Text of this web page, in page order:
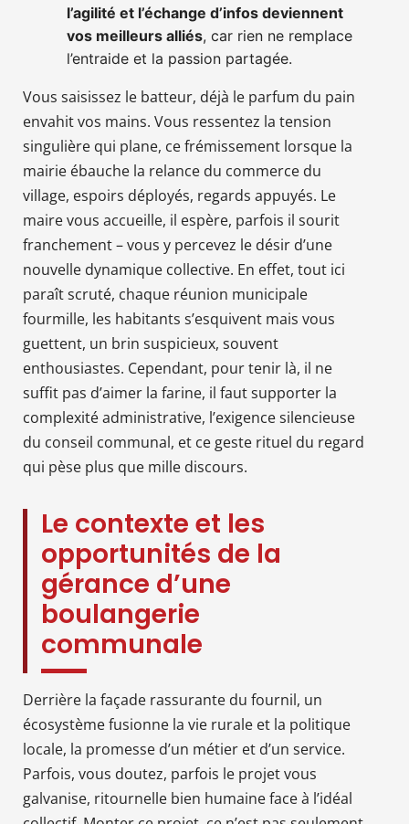
l’agilité et l’échange d’infos deviennent
vos meilleurs alliés, car rien ne remplace
l’entraide et la passion partagée.
Vous saisissez le batteur, déjà le parfum du pain
envahit vos mains. Vous ressentez la tension
singulière qui plane, ce frémissement lorsque la
mairie ébauche la relance du commerce du
village, espoirs déployés, regards appuyés. Le
maire vous accueille, il espère, parfois il sourit
franchement – vous y percevez le désir d’une
nouvelle dynamique collective. En effet, tout ici
paraît scruté, chaque réunion municipale
fourmille, les habitants s’esquivent mais vous
guettent, un brin suspicieux, souvent
enthousiastes. Cependant, pour tenir là, il ne
suffit pas d’aimer la farine, il faut supporter la
complexité administrative, l’exigence silencieuse
du conseil communal, et ce geste rituel du regard
qui pèse plus que mille discours.
Le contexte et les
opportunités de la
gérance d’une
boulangerie
communale
Derrière la façade rassurante du fournil, un
écosystème fusionne la vie rurale et la politique
locale, la promesse d’un métier et d’un service.
Parfois, vous doutez, parfois le projet vous
galvanise, ritournelle bien humaine face à l’idéal